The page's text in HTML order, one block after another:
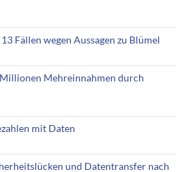
Fällen wegen Aussagen zu Blümel
Millionen Mehreinnahmen durch
mit Daten
und Datentransfer nach